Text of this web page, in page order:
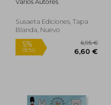
dcto. 18,95 €
Varios Autores
Susaeta Ediciones, Tapa
Blanda, Nuevo